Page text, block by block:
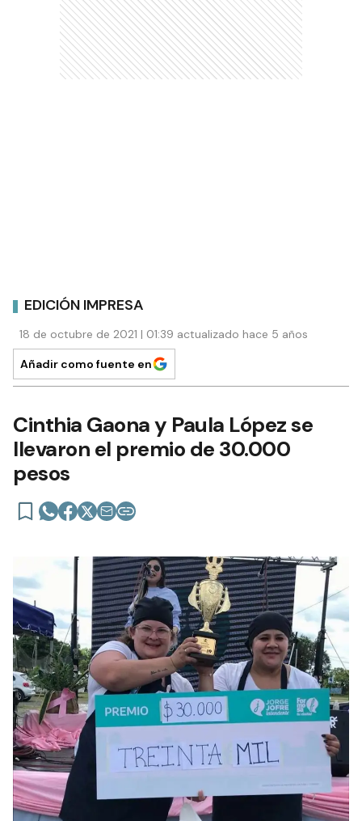
EDICIÓN IMPRESA
18 de octubre de 2021 | 01:39 actualizado hace 5 años
Añadir como fuente en
Cinthia Gaona y Paula López se
llevaron el premio de 30.000
pesos